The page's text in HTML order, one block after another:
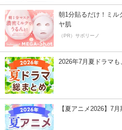
朝1分貼るだけ！ミル
ヤ肌
（PR）サボリーノ
2026年7月夏ドラマも
【夏アニメ2026】7